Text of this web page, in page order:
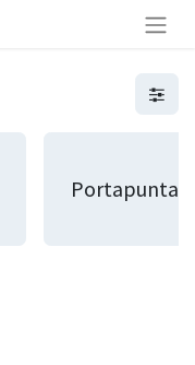
Portapuntas